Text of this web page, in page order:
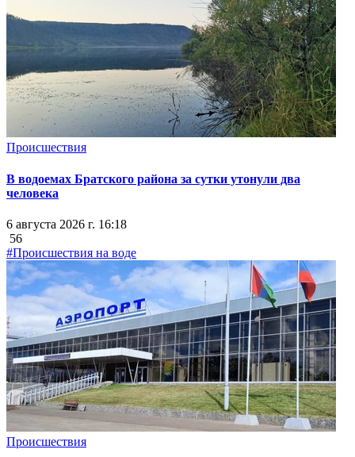
Происшествия
В водоемах Братского района за сутки утонули два
человека
6 августа 2026 г. 16:18
56
#Происшествия на воде
Происшествия